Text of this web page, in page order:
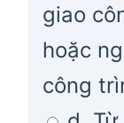
giao
hoặc
công